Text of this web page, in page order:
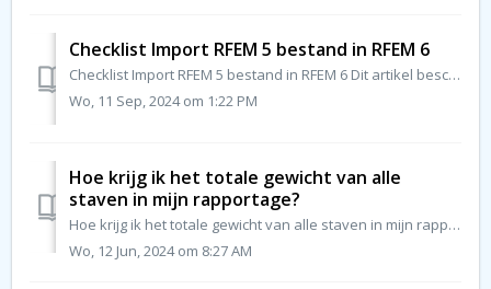
Checklist Import RFEM 5 bestand in RFEM 6
Checklist Import RFEM 5 bestand in RFEM 6 Dit artikel beschrijft een aantal zaken, waar u op moet letten bij het importeren van een RFEM 5 bestand in RF...
Wo, 11 Sep, 2024 om 1:22 PM
Hoe krijg ik het totale gewicht van alle
staven in mijn rapportage?
Hoe krijg ik het totale gewicht van alle staven in mijn rapportage? Via de stuklijst van RFEM 6 kunt u een overzicht krijgen van al uw staven. Ga naar h...
Wo, 12 Jun, 2024 om 8:27 AM